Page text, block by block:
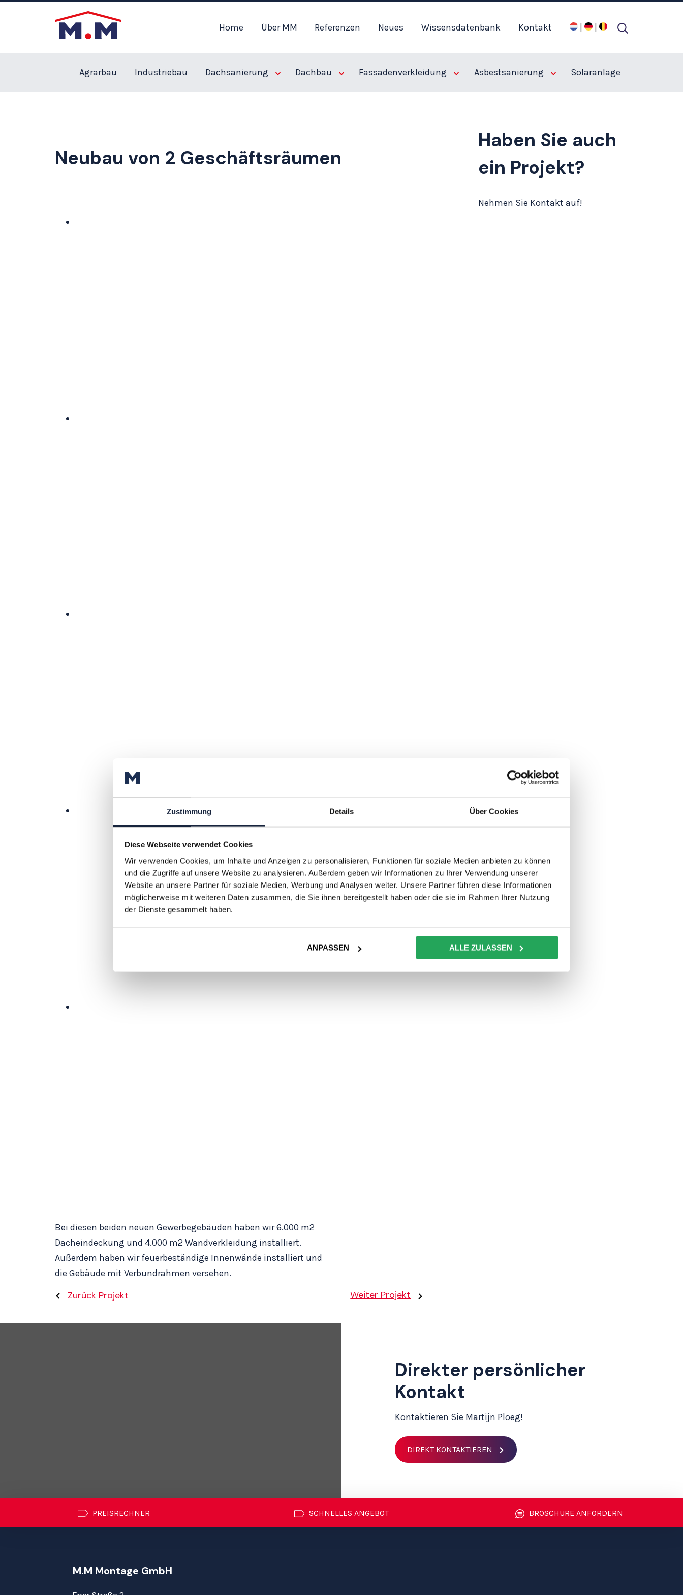
Zustimmung Details Über Cookies
Diese Webseite verwendet Cookies
Wir verwenden Cookies, um Inhalte und Anzeigen zu personalisieren, Funktionen für soziale Medien anbieten zu können
und die Zugriffe auf unsere Website zu analysieren. Außerdem geben wir Informationen zu Ihrer Verwendung unserer
Website an unsere Partner für soziale Medien, Werbung und Analysen weiter. Unsere Partner führen diese Informationen
möglicherweise mit weiteren Daten zusammen, die Sie ihnen bereitgestellt haben oder die sie im Rahmen Ihrer Nutzung
der Dienste gesammelt haben.
ANPASSEN ALLE ZULASSEN
Home Über MM Referenzen Neues Wissensdatenbank Kontakt | |
Agrarbau Industriebau Dachsanierung Dachbau Fassadenverkleidung Asbestsanierung Solaranlage
Neubau von 2 Geschäftsräumen
Bei diesen beiden neuen Gewerbegebäuden haben wir 6.000 m2
Dacheindeckung und 4.000 m2 Wandverkleidung installiert.
Außerdem haben wir feuerbeständige Innenwände installiert und
die Gebäude mit Verbundrahmen versehen.
Weiter Projekt
Zurück Projekt
Haben Sie auch
ein Projekt?
Nehmen Sie Kontakt auf!
Direkter persönlicher
Kontakt
Kontaktieren Sie Martijn Ploeg!
DIREKT KONTAKTIEREN
PREISRECHNER SCHNELLES ANGEBOT BROSCHURE ANFORDERN
M.M Montage GmbH